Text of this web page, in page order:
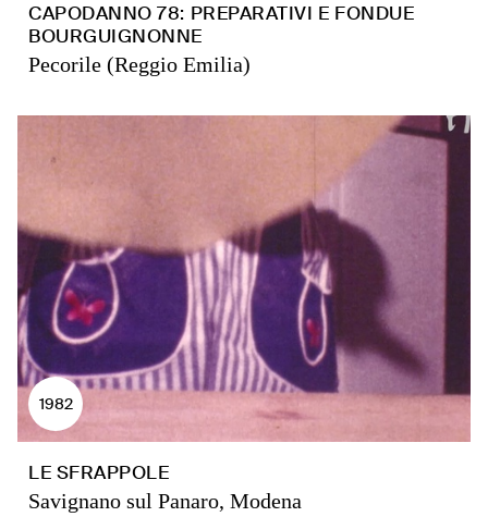
CAPODANNO 78: PREPARATIVI E FONDUE
BOURGUIGNONNE
Pecorile (Reggio Emilia)
1982
LE SFRAPPOLE
Savignano sul Panaro, Modena